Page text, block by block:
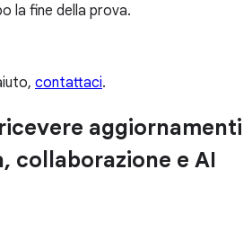
la fine della prova.
contattaci.
aggiornamenti
collaborazione e AI